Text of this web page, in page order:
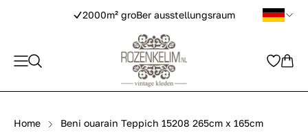
2000m² groBer ausstellungsraum
Home Beni ouarain Teppich 15208 265cm x 165cm